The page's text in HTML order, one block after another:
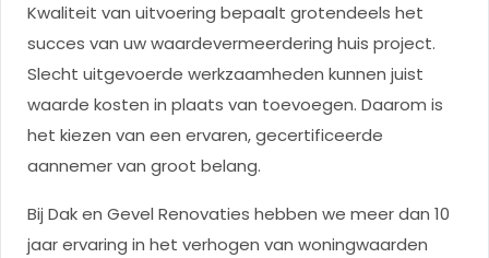
Kwaliteit van uitvoering bepaalt grotendeels het
succes van uw waardevermeerdering huis project.
Slecht uitgevoerde werkzaamheden kunnen juist
waarde kosten in plaats van toevoegen. Daarom is
het kiezen van een ervaren, gecertificeerde
aannemer van groot belang.
Bij Dak en Gevel Renovaties hebben we meer dan 10
jaar ervaring in het verhogen van woningwaarden